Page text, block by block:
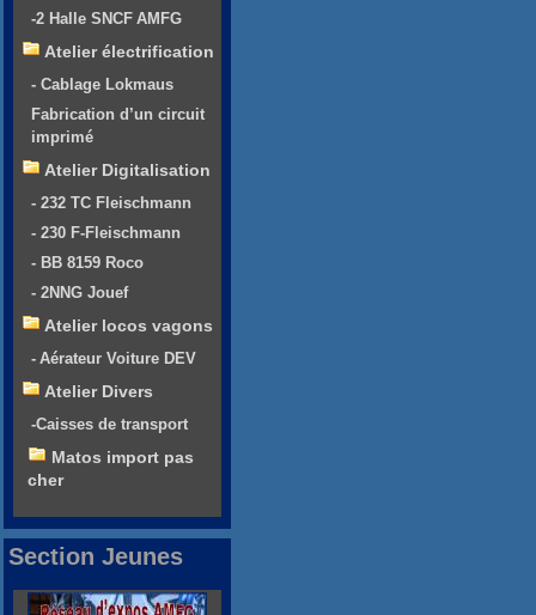
-2 Halle SNCF AMFG
Atelier électrification
- Cablage Lokmaus
Fabrication d’un circuit
imprimé
Atelier Digitalisation
- 232 TC Fleischmann
- 230 F-Fleischmann
- BB 8159 Roco
- 2NNG Jouef
Atelier locos vagons
- Aérateur Voiture DEV
Atelier Divers
-Caisses de transport
Matos import pas
cher
Section Jeunes